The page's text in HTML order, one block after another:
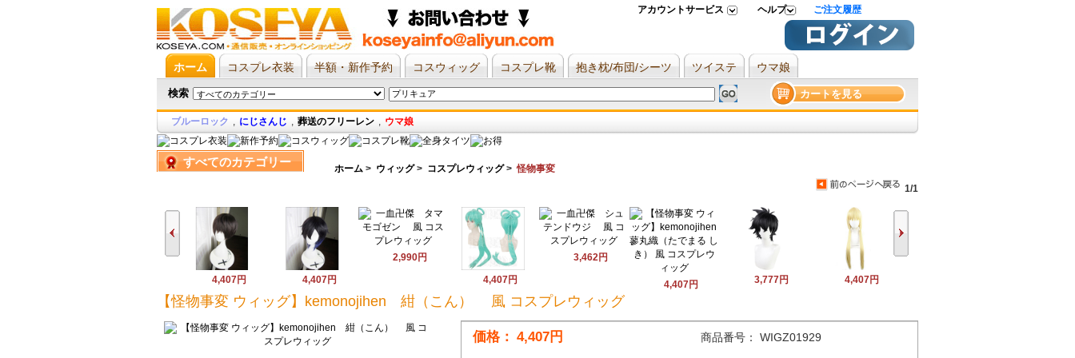
アカウントサービス ヘルプ ご注文履歴
ホーム コスプレ衣装 半額・新作予約 コスウィッグ コスプレ靴 抱き枕/布団/シーツ ツイステ ウマ娘
検索 カートを見る
ブルーロック , にじさんじ , 葬送のフリーレン , ウマ娘
すべてのカテゴリー ホーム > ウィッグ> コスプレウィッグ>怪物事変
1/1
4,407円 4,407円
2,990円
4,407円
3,462円
4,407円 3,777円 4,407円
【怪物事変 ウィッグ】kemonojihen 紺（こん） 風 コスプレウィッグ
価格： 4,407円 商品番号： WIGZ01929